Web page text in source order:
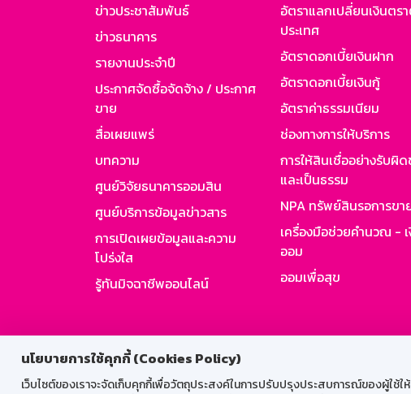
นโยบายการใช้คุกกี้ (Cookies Policy)
เว็บไซต์ของเราจะจัดเก็บคุกกี้เพื่อวัตถุประสงค์ในการปรับปรุงประสบการณ์ของผู้ใช้
ข่าวประชาสัมพันธ์
ข่าวธนาคาร
รายงานประจำปี
ประกาศจัดซื้อจัดจ้าง / ประกาศ
ขาย
สื่อเผยแพร่
บทความ
ศูนย์วิจัยธนาคารออมสิน
ศูนย์บริการข้อมูลข่าวสาร
การเปิดเผยข้อมูลและความ
โปร่งใส
รู้ทันมิจฉาชีพออนไลน์
อัตราแลกเปลี่ยนเงินตร
ประเทศ
อัตราดอกเบี้ยเงินฝาก
อัตราดอกเบี้ยเงินกู้
อัตราค่าธรรมเนียม
ช่องทางการให้บริการ
การให้สินเชื่ออย่างรับผิ
และเป็นธรรม
NPA ทรัพย์สินรอการขา
เครื่องมือช่วยคำนวณ -
ออม
ออมเพื่อสุข